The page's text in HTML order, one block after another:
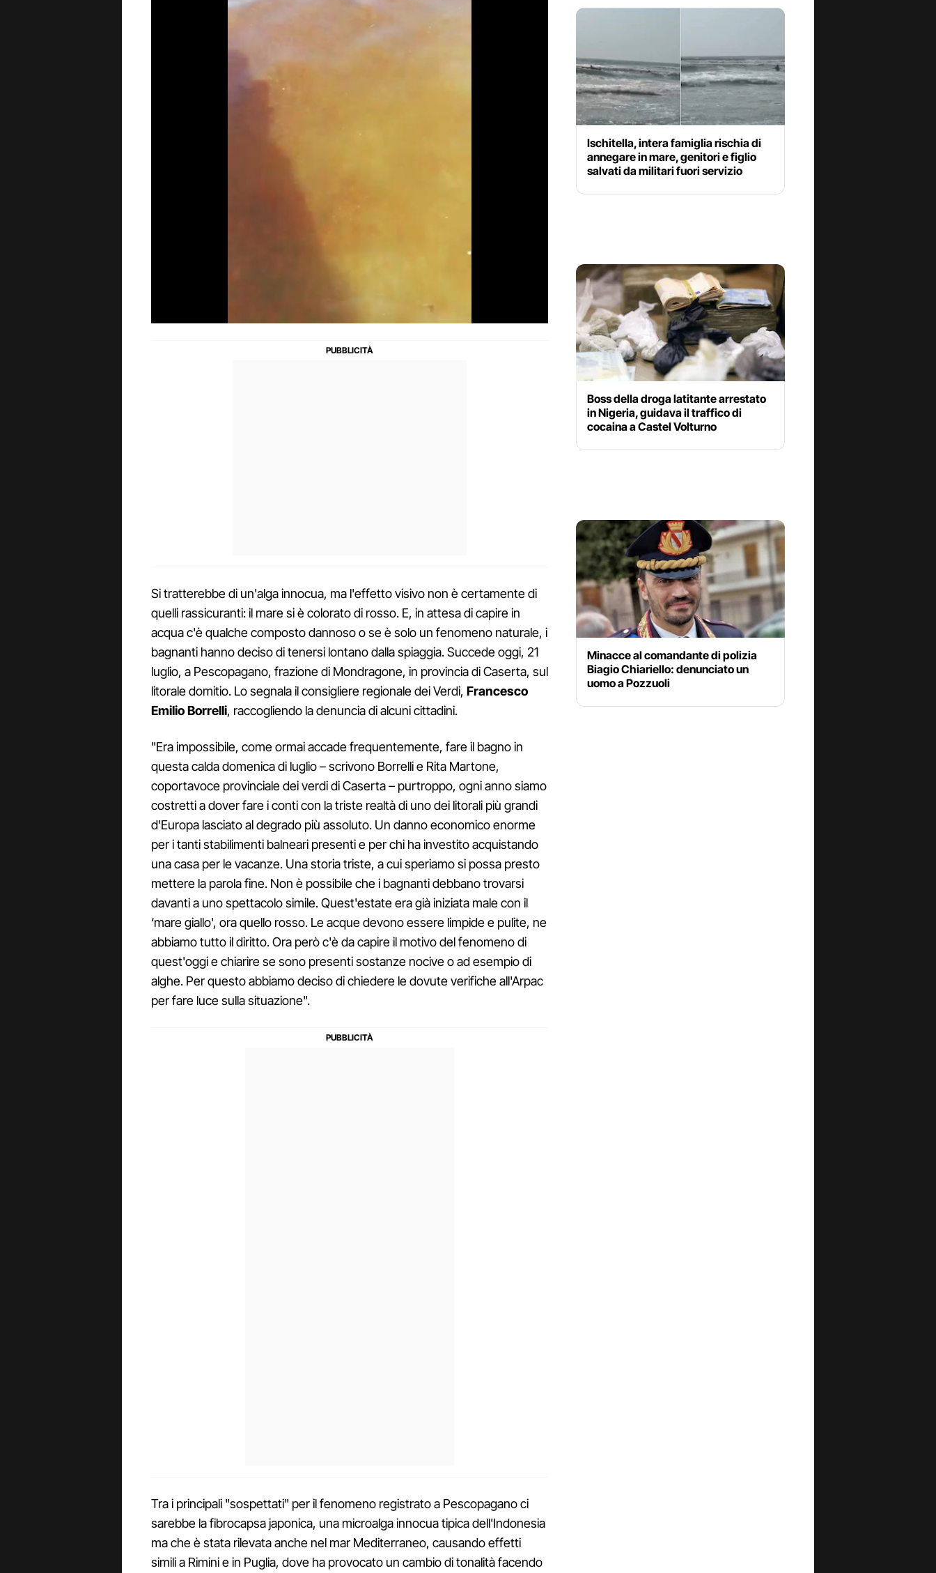
Si tratterebbe di un'alga innocua, ma l'effetto visivo non è certamente di
quelli rassicuranti: il mare si è colorato di rosso. E, in attesa di capire in
acqua c'è qualche composto dannoso o se è solo un fenomeno naturale, i
bagnanti hanno deciso di tenersi lontano dalla spiaggia. Succede oggi, 21
luglio, a Pescopagano, frazione di Mondragone, in provincia di Caserta, sul
litorale domitio. Lo segnala il consigliere regionale dei Verdi, Francesco
Emilio Borrelli, raccogliendo la denuncia di alcuni cittadini.
"Era impossibile, come ormai accade frequentemente, fare il bagno in
questa calda domenica di luglio – scrivono Borrelli e Rita Martone,
coportavoce provinciale dei verdi di Caserta – purtroppo, ogni anno siamo
costretti a dover fare i conti con la triste realtà di uno dei litorali più grandi
d'Europa lasciato al degrado più assoluto. Un danno economico enorme
per i tanti stabilimenti balneari presenti e per chi ha investito acquistando
una casa per le vacanze. Una storia triste, a cui speriamo si possa presto
mettere la parola fine. Non è possibile che i bagnanti debbano trovarsi
davanti a uno spettacolo simile. Quest'estate era già iniziata male con il
‘mare giallo', ora quello rosso. Le acque devono essere limpide e pulite, ne
abbiamo tutto il diritto. Ora però c'è da capire il motivo del fenomeno di
quest'oggi e chiarire se sono presenti sostanze nocive o ad esempio di
alghe. Per questo abbiamo deciso di chiedere le dovute verifiche all'Arpac
per fare luce sulla situazione".
Tra i principali "sospettati" per il fenomeno registrato a Pescopagano ci
sarebbe la fibrocapsa japonica, una microalga innocua tipica dell'Indonesia
ma che è stata rilevata anche nel mar Mediterraneo, causando effetti
simili a Rimini e in Puglia, dove ha provocato un cambio di tonalità facendo
Ischitella, intera famiglia rischia di
annegare in mare, genitori e figlio
salvati da militari fuori servizio
Boss della droga latitante arrestato
in Nigeria, guidava il traffico di
cocaina a Castel Volturno
Minacce al comandante di polizia
Biagio Chiariello: denunciato un
uomo a Pozzuoli